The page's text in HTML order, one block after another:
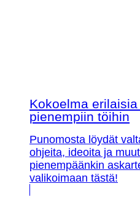
Kokoelma
pienempiin töihin
Punomosta löydät
ohjeita, ideoita ja
pienempäänkin
valikoimaan tästä!